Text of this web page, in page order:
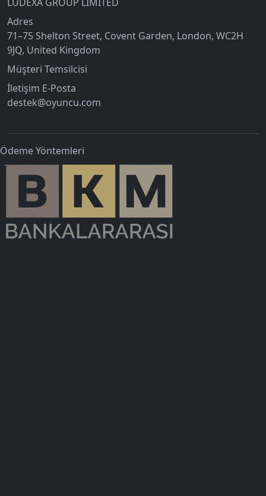
Adres
71–75 Shelton Street, Covent Garden, London, WC2H
9JQ, United Kingdom
Müşteri Temsilcisi
İletişim E-Posta
destek@oyuncu.com
Ödeme Yöntemleri